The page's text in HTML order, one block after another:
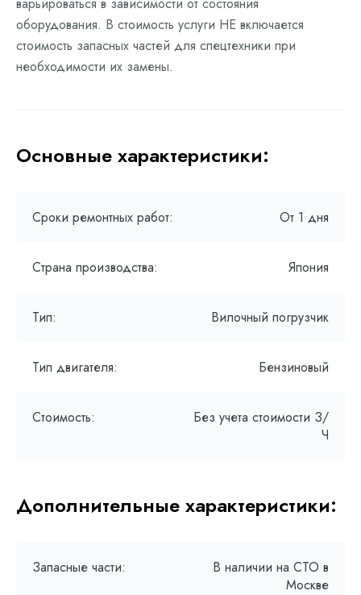
оборудования. В стоимость услуги НЕ включается
стоимость запасных частей для спецтехники при
необходимости их замены.
Основные характеристики:
Сроки ремонтных работ: От 1 дня
Страна производства: Япония
Тип: Вилочный погрузчик
Тип двигателя: Бензиновый
Стоимость:
Без учета стоимости З/
Ч
Дополнительные характеристики:
Запасные части:
В наличии на СТО в
Москве